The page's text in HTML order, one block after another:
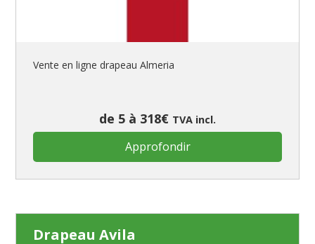
Vente en ligne drapeau Almeria
de 5 à 318€ TVA incl.
Approfondir
Drapeau Avila